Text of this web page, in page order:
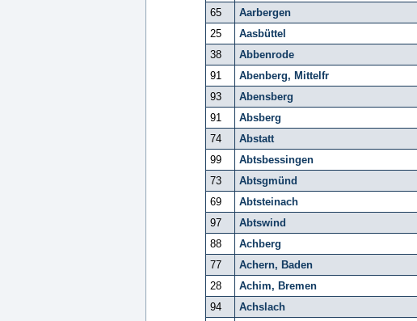
65
Aarbergen
25
Aasbüttel
38
Abbenrode
91
Abenberg, Mittelfr
93
Abensberg
91
Absberg
74
Abstatt
99
Abtsbessingen
73
Abtsgmünd
69
Abtsteinach
97
Abtswind
88
Achberg
77
Achern, Baden
28
Achim, Bremen
94
Achslach